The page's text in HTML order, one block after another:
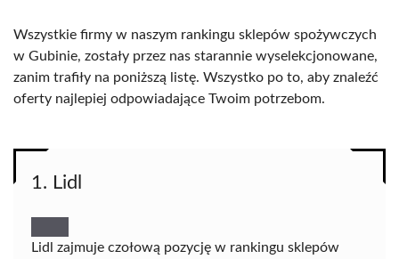
Wszystkie firmy w naszym rankingu sklepów spożywczych
w Gubinie, zostały przez nas starannie wyselekcjonowane,
zanim trafiły na poniższą listę. Wszystko po to, aby znaleźć
oferty najlepiej odpowiadające Twoim potrzebom.
1. Lidl
Lidl zajmuje czołową pozycję w rankingu sklepów